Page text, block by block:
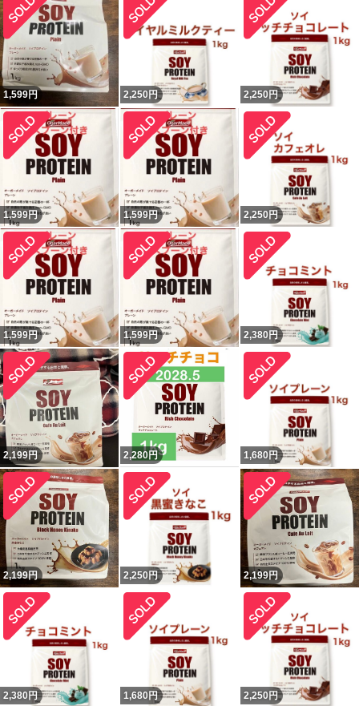
1,599円 2,250 円 2,250 円
1,599円 1,599円 2,250 円
1,599円 1,599円 2,380 円
2,199円 2,280円 1,680 円
2,199円 2,250 円 2,199円
2,380 円 1,680 円 2,250 円